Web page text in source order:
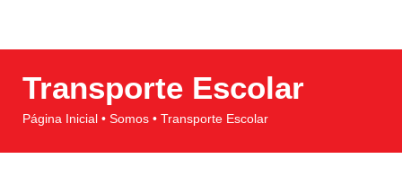
Transporte Escolar
Página Inicial • Somos • Transporte Escolar